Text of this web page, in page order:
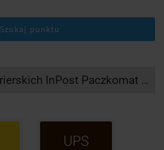
Szukaj punktu
Lista punktów kurierskich InPost Paczkomat Chelmiec
UPS